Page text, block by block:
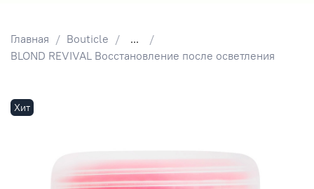
Главная Bouticle
...
BLOND REVIVAL Восстановление после осветления
Хит